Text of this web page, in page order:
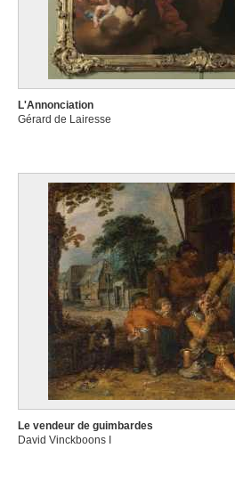
L'Annonciation
Gérard de Lairesse
Le vendeur de guimbardes
David Vinckboons I